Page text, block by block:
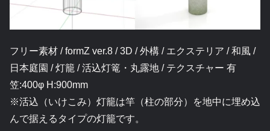
フリー素材 / formZ ver.8 / 3D / 外構 / エクステリア / 和風 /
日本庭園 / 灯籠 / 活込灯篭・丸露地 / テクスチャー 有
笠:400φ H:900mm
※活込（いけこみ）灯籠は竿（柱の部分）を地中に埋め込
んで据えるタイプの灯籠です。